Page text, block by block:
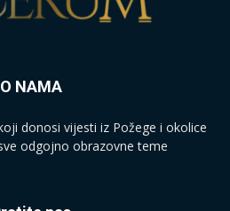
O NAMA
donosi vijesti iz Požege i okolice
odgojno obrazovne teme